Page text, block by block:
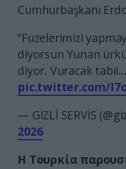
Cumhurbaşkanı
“Füzelerimizi
diyorsun Yunan
diyor. Vuracak
pic.twitter.com/
— GİZLİ SERVİS
2026
Η Τουρκία